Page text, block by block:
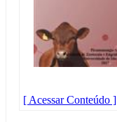
[ Acessar Conteúdo ]